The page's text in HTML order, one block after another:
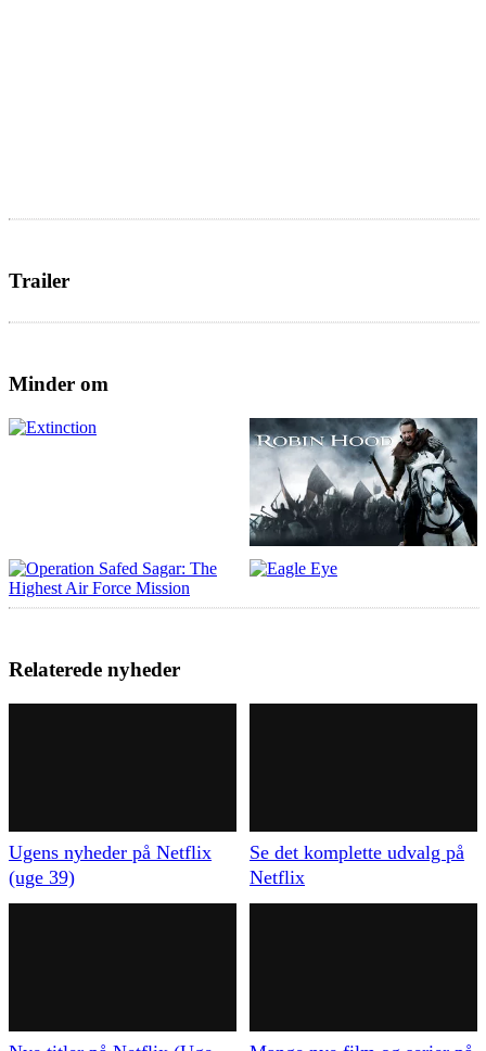
Trailer
Minder om
Relaterede nyheder
Ugens nyheder på Netflix
(uge 39)
Se det komplette udvalg på
Netflix